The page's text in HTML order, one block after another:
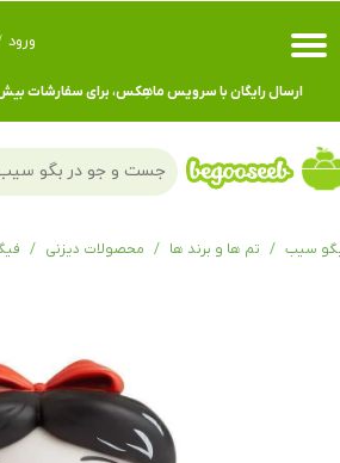
ورود
حساب کاربری من
تغییر گذر واژه
سفارشات
ارسال رایگان با سرویس ماهِکس، برای سفارشات بیش تر از ۲۵
سیب تم ها و برند ها محصولات دیزنی